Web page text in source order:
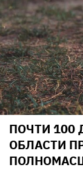
ПОЧТИ 100
ОБЛАСТИ